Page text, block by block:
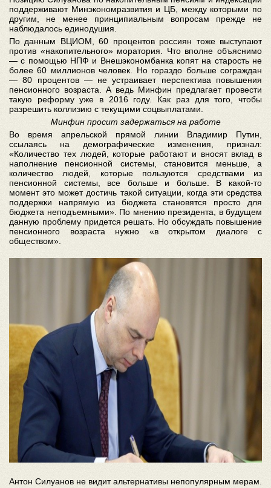
поддерживают Минэкономразвития и ЦБ, между которыми по
другим, не менее принципиальным вопросам прежде не
наблюдалось единодушия.
По данным ВЦИОМ, 60 процентов россиян тоже выступают
против «накопительного» моратория. Что вполне объяснимо
— с помощью НПФ и Внешэкономбанка копят на старость не
более 60 миллионов человек. Но гораздо больше сограждан
— 80 процентов — не устраивает перспектива повышения
пенсионного возраста. А ведь Минфин предлагает провести
такую реформу уже в 2016 году. Как раз для того, чтобы
разрешить коллизию с текущими соцвыплатами.
Минфин просит задержаться на работе
Во время апрельской прямой линии Владимир Путин,
ссылаясь на демографические изменения, признал:
«Количество тех людей, которые работают и вносят вклад в
наполнение пенсионной системы, становится меньше, а
количество людей, которые пользуются средствами из
пенсионной системы, все больше и больше. В какой-то
момент это может достичь такой ситуации, когда эти средства
поддержки напрямую из бюджета становятся просто для
бюджета неподъемными». По мнению президента, в будущем
данную проблему придется решать. Но обсуждать повышение
пенсионного возраста нужно «в открытом диалоге с
обществом».
Антон Силуанов не видит альтернативы непопулярным мерам.